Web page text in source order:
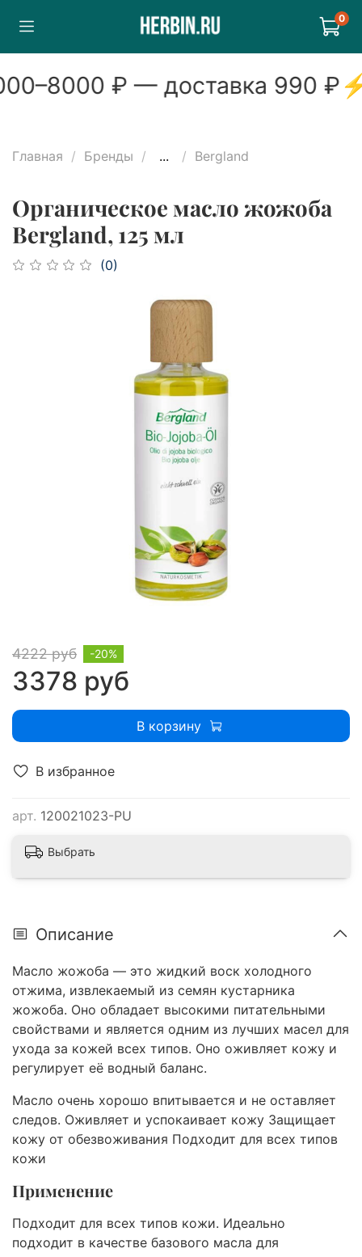
0
–8000₽ — доставка990₽
Главная Бренды ... Bergland
Органическое масло жожоба
Bergland, 125 мл
(0)
В избранное
арт. 120021023-PU
4222 руб
3378 руб
-20%
В корзину
Выбрать
Описание
Масло жожоба — это жидкий воск холодного
отжима, извлекаемый из семян кустарника
жожоба. Оно обладает высокими питательными
свойствами и является одним из лучших масел для
ухода за кожей всех типов. Оно оживляет кожу и
регулирует её водный баланс.
Масло очень хорошо впитывается и не оставляет
следов. Оживляет и успокаивает кожу Защищает
кожу от обезвоживания Подходит для всех типов
кожи
Применение
Подходит для всех типов кожи. Идеально
подходит в качестве базового масла для